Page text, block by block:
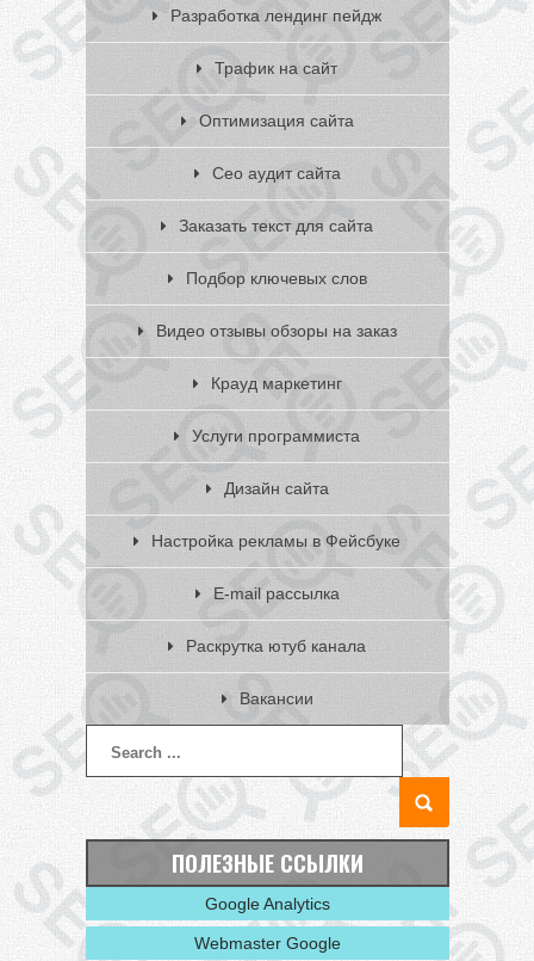
Разработка лендинг пейдж
Трафик на сайт
Оптимизация сайта
Сео аудит сайта
Заказать текст для сайта
Подбор ключевых слов
Видео отзывы обзоры на заказ
Крауд маркетинг
Услуги программиста
Дизайн сайта
Настройка рекламы в Фейсбуке
E-mail рассылка
Раскрутка ютуб канала
Вакансии
ПОЛЕЗНЫЕ ССЫЛКИ
Google Analytics
Webmaster Google